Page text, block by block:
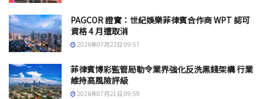
PAGCOR 證實：世紀娛樂菲律賓合作商 WPT 認可
資格 4 月遭取消
2026年07月22日 09:57
菲律賓博彩監管局勒令業界強化反洗黑錢架構 行業
維持高風險評級
2026年07月21日 09:59